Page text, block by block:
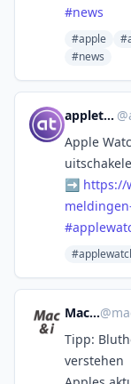
#news
#apple
#news
appletips.nl @
Apple
➡️ https://
meldi
#
Mac & i@
Tipp:
verstehen